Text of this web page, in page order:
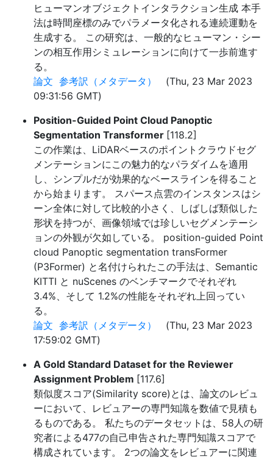
ヒューマンオブジェクトインタラクション生成 本手
法は時間座標のみでパラメータ化される連続運動を
生成する。 この研究は、一般的なヒューマン・シー
ンの相互作用シミュレーションに向けて一歩前進す
る。
論文 参考訳（メタデータ）
(Thu, 23 Mar 2023
09:31:56 GMT)
Position-Guided Point Cloud Panoptic
Segmentation Transformer [118.2]
この作業は、LiDARベースのポイントクラウドセグ
メンテーションにこの魅力的なパラダイムを適用
し、シンプルだが効果的なベースラインを得ること
から始まります。 スパース点雲のインスタンスはシ
ーン全体に対して比較的小さく、しばしば類似した
形状を持つが、画像領域では珍しいセグメンテーシ
ョンの外観が欠如している。 position-guided Point
cloud Panoptic segmentation transFormer
(P3Former) と名付けられたこの手法は、Semantic
KITTI と nuScenes のベンチマークでそれぞれ
3.4%、そして 1.2%の性能をそれぞれ上回ってい
る。
論文 参考訳（メタデータ）
(Thu, 23 Mar 2023
17:59:02 GMT)
A Gold Standard Dataset for the Reviewer
Assignment Problem [117.6]
類似度スコア(Similarity score)とは、論文のレビュ
ーにおいて、レビュアーの専門知識を数値で見積も
るものである。 私たちのデータセットは、58人の研
究者による477の自己申告された専門知識スコアで
構成されています。 2つの論文をレビュアーに関連